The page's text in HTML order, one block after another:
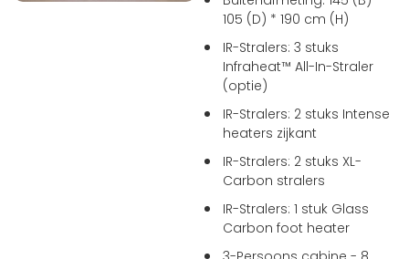
105 (D) * 190 cm (H)
IR-Stralers: 3 stuks
Infraheat™ All-In-Straler
(optie)
IR-Stralers: 2 stuks Intense
heaters zijkant
IR-Stralers: 2 stuks XL-
Carbon stralers
IR-Stralers: 1 stuk Glass
Carbon foot heater